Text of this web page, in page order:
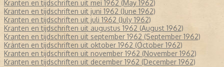
Kranten en tijdschriften uit mei 1962 (May 1962)
Kranten en tijdschriften uit juni 1962 (June 1962)
Kranten en tijdschriften uit juli 1962 (July 1962)
Kranten en tijdschriften uit augustus 1962 (August 1962)
Kranten en tijdschriften uit september 1962 (September 1962)
Kranten en tijdschriften uit oktober 1962 (October 1962)
Kranten en tijdschriften uit november 1962 (November 1962)
Kranten en tijdschriften uit december 1962 (December 1962)